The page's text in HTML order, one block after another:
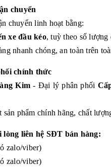
chuyển
chuyển linh hoạt bằng:
xe đầu kéo, tuỳ theo số lượng
nhanh chóng, an toàn trên
chính thức
Kim - Đại lý phân phối
sản phẩm chính hãng, chất
lòng liên hệ SĐT bán hàng:
zalo/viber)
zalo/viber)